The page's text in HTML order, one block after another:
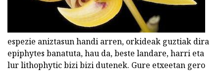
espezie aniztasun handi arren, orkideak guztiak dira
epiphytes banatuta, hau da, beste landare, harri eta
lur lithophytic bizi bizi dutenek. Gure etxeetan gero